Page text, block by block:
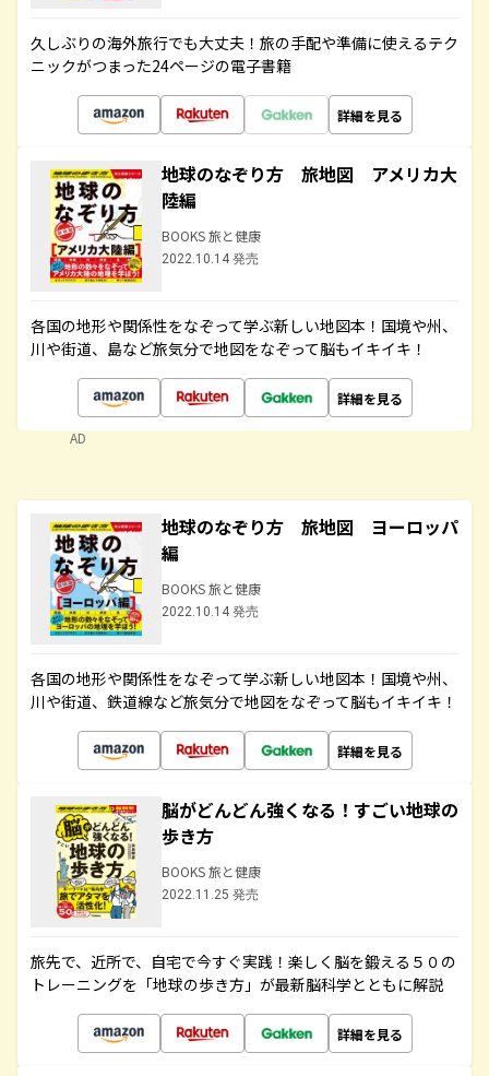
久しぶりの海外旅行でも大丈夫！旅の手配や準備に使えるテク
ニックがつまった24ページの電子書籍
詳細を見る
地球のなぞり方 旅地図 アメリカ大
陸編
BOOKS 旅と健康
2022.10.14 発売
各国の地形や関係性をなぞって学ぶ新しい地図本！国境や州、
川や街道、島など旅気分で地図をなぞって脳もイキイキ！
詳細を見る
AD
地球のなぞり方 旅地図 ヨーロッパ
編
BOOKS 旅と健康
2022.10.14 発売
各国の地形や関係性をなぞって学ぶ新しい地図本！国境や州、
川や街道、鉄道線など旅気分で地図をなぞって脳もイキイキ！
詳細を見る
脳がどんどん強くなる！すごい地球の
歩き方
BOOKS 旅と健康
2022.11.25 発売
旅先で、近所で、自宅で今すぐ実践！楽しく脳を鍛える５０の
トレーニングを「地球の歩き方」が最新脳科学とともに解説
詳細を見る